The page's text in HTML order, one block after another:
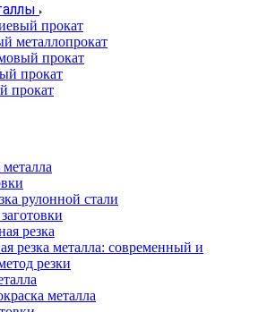
прокат
металлопрокат
прокат
прокат
прокат
металла
рулонной стали
резка
резка металла: современный и
резки
металла